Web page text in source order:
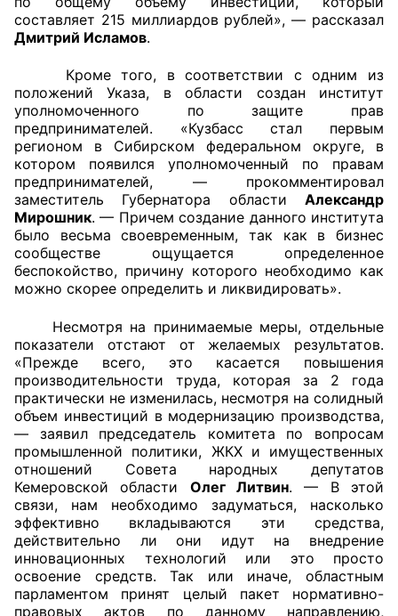
составляет 215 миллиардов рублей», — рассказал
Дмитрий Исламов.
Кроме того, в соответствии с одним из
положений Указа, в области создан институт
уполномоченного по защите прав
предпринимателей. «Кузбасс стал первым
регионом в Сибирском федеральном округе, в
котором появился уполномоченный по правам
предпринимателей, — прокомментировал
заместитель Губернатора области Александр
Мирошник. — Причем создание данного института
было весьма своевременным, так как в бизнес
сообществе ощущается определенное
беспокойство, причину которого необходимо как
можно скорее определить и ликвидировать».
Несмотря на принимаемые меры, отдельные
показатели отстают от желаемых результатов.
«Прежде всего, это касается повышения
производительности труда, которая за 2 года
практически не изменилась, несмотря на солидный
объем инвестиций в модернизацию производства,
— заявил председатель комитета по вопросам
промышленной политики, ЖКХ и имущественных
отношений Совета народных депутатов
Кемеровской области Олег Литвин. — В этой
связи, нам необходимо задуматься, насколько
эффективно вкладываются эти средства,
действительно ли они идут на внедрение
инновационных технологий или это просто
освоение средств. Так или иначе, областным
парламентом принят целый пакет нормативно-
правовых актов по данному направлению,